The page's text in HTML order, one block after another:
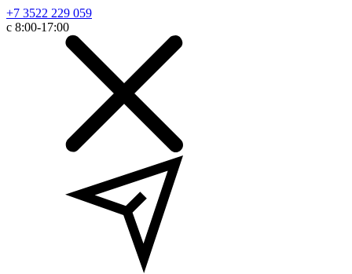
+7 3522 229 059
с 8:00-17:00